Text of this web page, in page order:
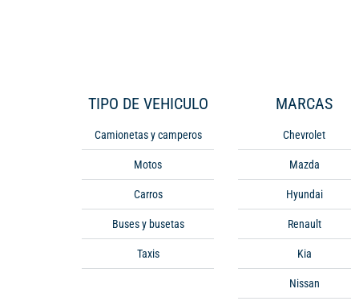
TIPO DE VEHICULO
Camionetas y camperos
Motos
Carros
Buses y busetas
Taxis
MARCAS
Chevrolet
Mazda
Hyundai
Renault
Kia
Nissan